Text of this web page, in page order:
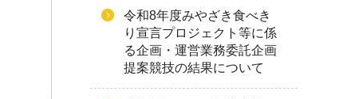
令和8年度みやざき食べき
り宣言プロジェクト等に係
る企画・運営業務委託企画
提案競技の結果について